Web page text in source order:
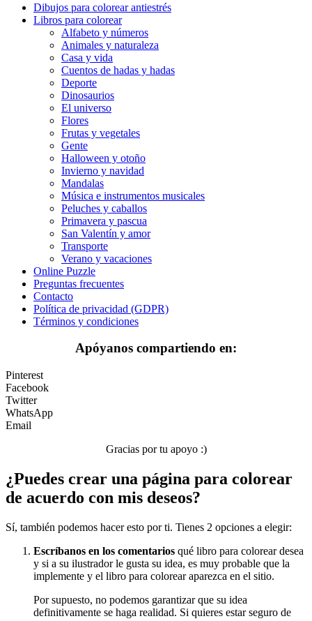
Flores
Frutas y vegetales
Halloween y otoño
Invierno y navidad
Música e instrumentos musicales
Peluches y caballos
Primavera y pascua
San Valentín y amor
Verano y vacaciones
Libros para colorear para niños
Nezaradené
Dibujos para colorear antiestrés
Libros para colorear
Alfabeto y números
Animales y naturaleza
Casa y vida
Cuentos de hadas y hadas
Deporte
Dinosaurios
El universo
Flores
Frutas y vegetales
Gente
Halloween y otoño
Invierno y navidad
Mandalas
Música e instrumentos musicales
Peluches y caballos
Primavera y pascua
San Valentín y amor
Transporte
Verano y vacaciones
Online Puzzle
Preguntas frecuentes
Contacto
Política de privacidad (GDPR)
Términos y condiciones
Apóyanos compartiendo en:
Pinterest
Facebook
Twitter
WhatsApp
Email
Gracias por tu apoyo :)
¿Puedes crear una página para colorear
de acuerdo con mis deseos?
Sí, también podemos hacer esto por ti. Tienes 2 opciones a elegir:
Escríbanos en los comentarios qué libro para colorear desea
y si a su ilustrador le gusta su idea, es muy probable que la
implemente y el libro para colorear aparezca en el sitio.
Por supuesto, no podemos garantizar que su idea
definitivamente se haga realidad. Si quieres estar seguro de